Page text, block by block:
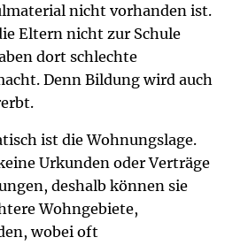
nicht vorhanden ist.
Eltern nicht zur Schule
dort schlechte
Denn Bildung wird auch
ist die Wohnungslage.
Urkunden oder Verträge
deshalb können sie
Wohngebiete,
wobei oft